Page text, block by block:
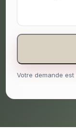
Votre demande est